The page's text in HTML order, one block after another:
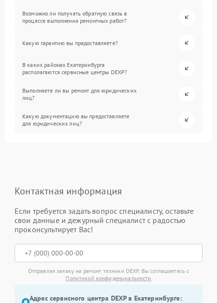
Возможно ли получать обратную связь в
процессе выполнения ремонтных работ?
Какую гарантию вы предоставляете?
В каких районах Екатеринбурга
располагаются сервисные центры DEXP?
Выполняете ли вы ремонт для юридических
лиц?
Какую документацию вы предоставляете
для юридических лиц?
Контактная информация
Если требуется задать вопрос специалисту, оставьте
свои данные и дежурный специалист с радостью
проконсультирует Вас!
Отправляя заявку на ремонт техники DEXP, Вы соглашаетесь с
Политикой конфиденциальности
Адрес сервисного центра DEXP в Екатеринбурге: